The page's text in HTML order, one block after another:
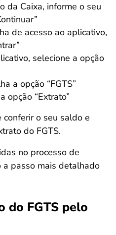
da Caixa, informe o seu
de acesso ao aplicativo,
selecione a opção
a opção “FGTS”
opção “Extrato”
o seu saldo e
do FGTS.
no processo de
a passo mais detalhado
do FGTS pelo